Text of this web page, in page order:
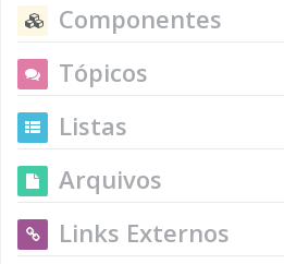
Componentes
Tópicos
Listas
Arquivos
Links Externos